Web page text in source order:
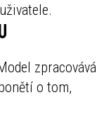
zpracovává
o tom,